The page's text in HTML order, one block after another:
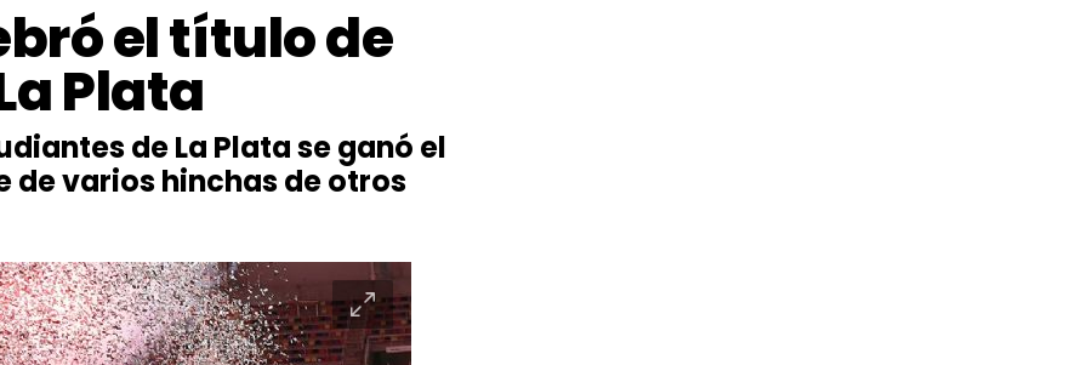
el título de
Plata
de La Plata se ganó el
varios hinchas de otros